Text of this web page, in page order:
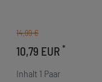
14,99 €
10,79 EUR *
Inhalt 1 Paar